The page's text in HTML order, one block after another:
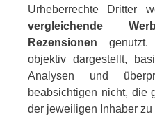
Urheberrechte Dritter
vergleichende
Rezensionen genutzt.
objektiv dargestellt,
Analysen und
beabsichtigen nicht, die
der jeweiligen Inhaber zu